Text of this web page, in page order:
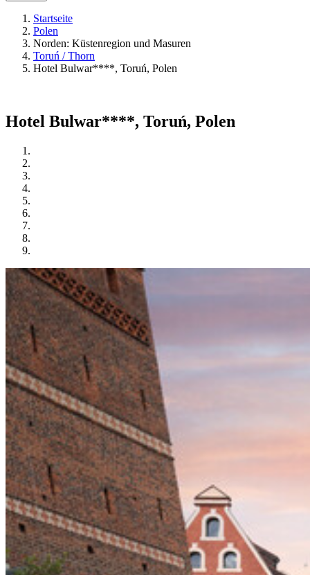
Startseite
Polen
Norden: Küstenregion und Masuren
Toruń / Thorn
Hotel Bulwar****, Toruń, Polen
Hotel Bulwar****, Toruń, Polen